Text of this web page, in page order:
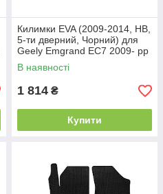
Килимки EVA (2009-2014, HB,
5-ти дверний, Чорний) для
Geely Emgrand EC7 2009- рр
В наявності
1 814 ₴
Купити